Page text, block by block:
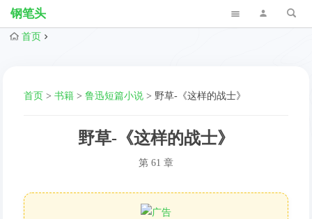
钢笔头
首页
首页 >书籍 >鲁迅短篇小说 > 野草-《这样的战士》
野草-《这样的战士》
第 61 章